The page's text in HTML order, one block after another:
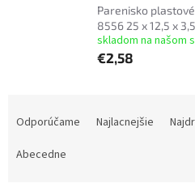
Parenisko
8556 25 x 12,5 x
skladom na našom
€2,58
Odporúčame Najlacnejšie
Abecedne